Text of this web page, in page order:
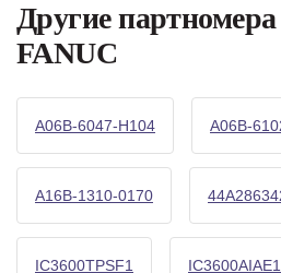
Другие партномера
FANUC
A06B-6047-H104 A06B-
A16B-1310-0170
IC3600TPSF1 IC3600AIAE1